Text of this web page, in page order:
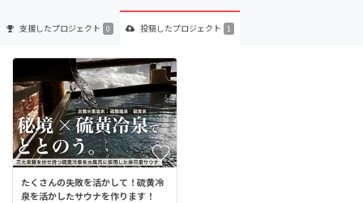
支援したプロジェクト 0 投稿したプロジェクト 1
たくさんの失敗を活かして！硫黄冷
泉を活かしたサウナを作ります！